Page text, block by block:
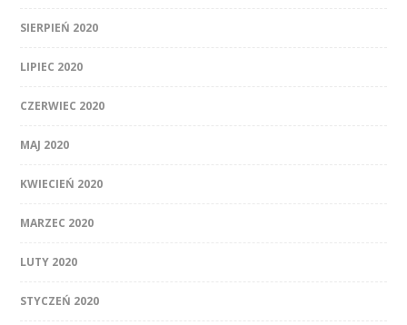
SIERPIEŃ 2020
LIPIEC 2020
CZERWIEC 2020
MAJ 2020
KWIECIEŃ 2020
MARZEC 2020
LUTY 2020
STYCZEŃ 2020